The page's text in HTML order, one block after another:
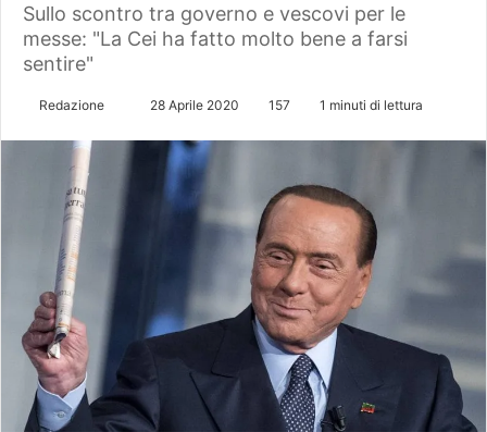
Sullo scontro tra governo e vescovi per le
messe: "La Cei ha fatto molto bene a farsi
sentire"
Redazione
i
l
28 Aprile 2020 157 1 minuti di lettura